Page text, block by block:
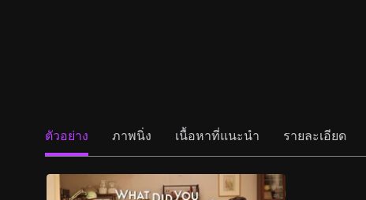
ตัวอย่าง ภาพนิ่ง เนื้อหาที่แนะนำ รายละเอียด